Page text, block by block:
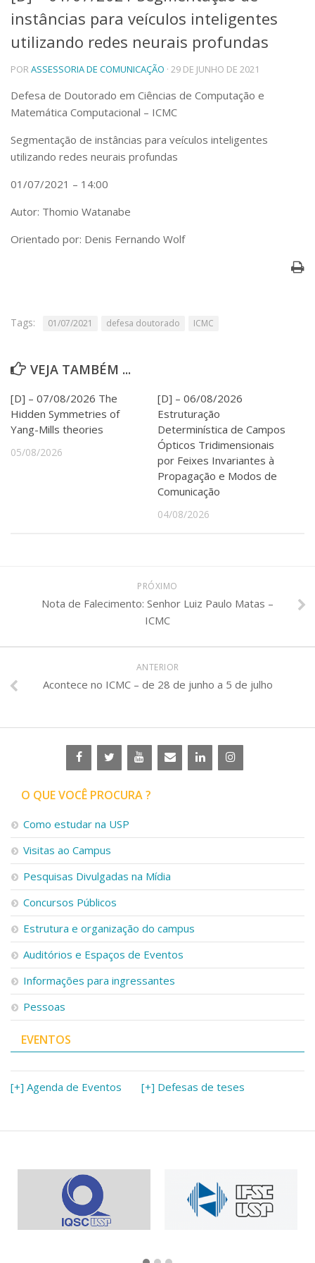
Telefones e Mapas
Pessoas
Ensino
Graduação
Educação a distância
Cursos de Extensão
Pesquisa e Inovação
Linhas de Pesquisa
Pós-doutorado
Transferência de Tecnologia
Serviços
Segurança, Trânsito e Prevenção
Outros serviços
Comunicação
Aplicativos e Sites
instâncias para veículos inteligentes
utilizando redes neurais profundas
PORASSESSORIA DE COMUNICAÇÃO · 29 DE JUNHO DE 2021
Defesa de Doutorado em Ciências de Computação e
Matemática Computacional – ICMC
Segmentação de instâncias para veículos inteligentes
utilizando redes neurais profundas
01/07/2021 – 14:00
Autor: Thomio Watanabe
Orientado por: Denis Fernando Wolf
Tags: 01/07/2021 defesa doutorado ICMC
VEJA TAMBÉM ...
[D] – 07/08/2026 The
Hidden Symmetries of
Yang-Mills theories
05/08/2026
[D] – 06/08/2026
Estruturação
Determinística de Campos
Ópticos Tridimensionais
por Feixes Invariantes à
Propagação e Modos de
Comunicação
04/08/2026
PRÓXIMO
Nota de Falecimento: Senhor Luiz Paulo Matas –
ICMC
ANTERIOR
Acontece no ICMC – de 28 de junho a 5 de julho
O QUE VOCÊ PROCURA ?
Como estudar na USP
Visitas ao Campus
Pesquisas Divulgadas na Mídia
Concursos Públicos
Estrutura e organização do campus
Auditórios e Espaços de Eventos
Informações para ingressantes
Pessoas
EVENTOS
[+] Agenda de Eventos [+] Defesas de teses